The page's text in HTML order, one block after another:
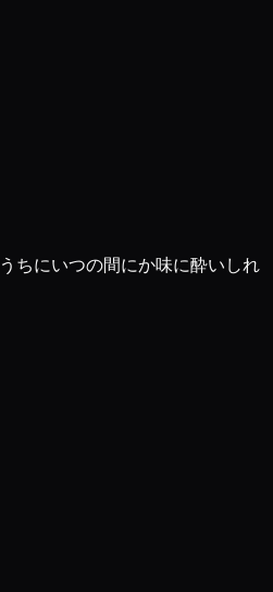
ちにいつの間にか味に酔いしれ